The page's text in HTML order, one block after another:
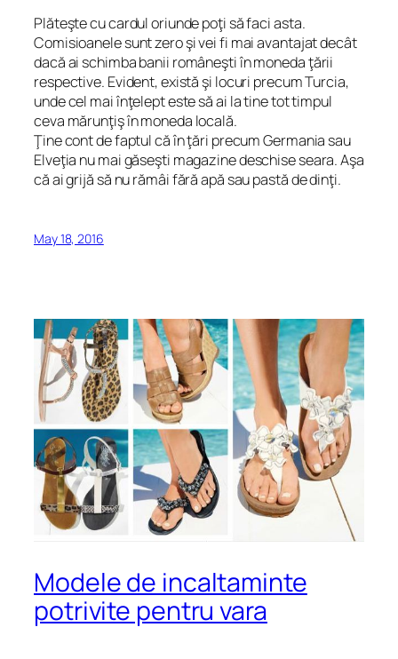
Plăteşte cu cardul oriunde poţi să faci asta.
Comisioanele sunt zero şi vei fi mai avantajat decât
dacă ai schimba banii româneşti în moneda ţării
respective. Evident, există şi locuri precum Turcia,
unde cel mai înţelept este să ai la tine tot timpul
ceva mărunţiş în moneda locală.
Ţine cont de faptul că în ţări precum Germania sau
Elveţia nu mai găseşti magazine deschise seara. Aşa
că ai grijă să nu rămâi fără apă sau pastă de dinţi.
May 18, 2016
Modele de incaltaminte
potrivite pentru vara